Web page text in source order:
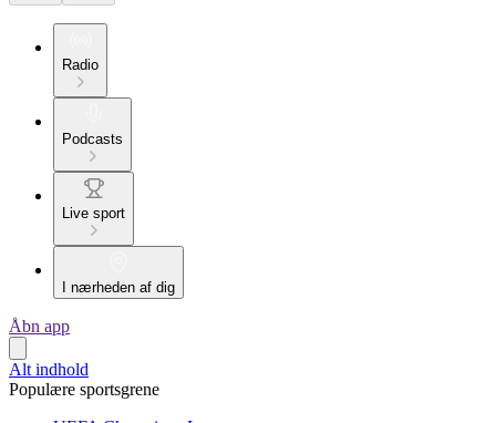
Radio
Podcasts
Live sport
I nærheden af dig
Åbn app
Alt indhold
Populære sportsgrene